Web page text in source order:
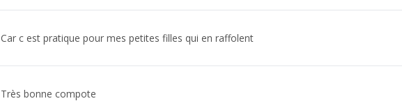
Car c est pratique pour mes petites filles qui en raffolent
Très bonne compote